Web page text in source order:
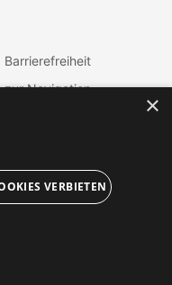
Barrierefreiheit
zur Navigation
×
VERBIETEN